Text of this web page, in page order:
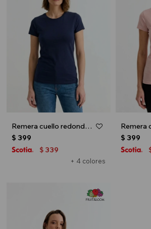
Remera cuello redondo ICONIC 150 - Azul marino
+ 4 colores
$ 399
$ 339
$ 399